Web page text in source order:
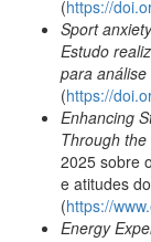
(https://
Sport
Estudo
para
(https://
Enhancing
Through
2025 sobre
e atitudes
(https://
Energy